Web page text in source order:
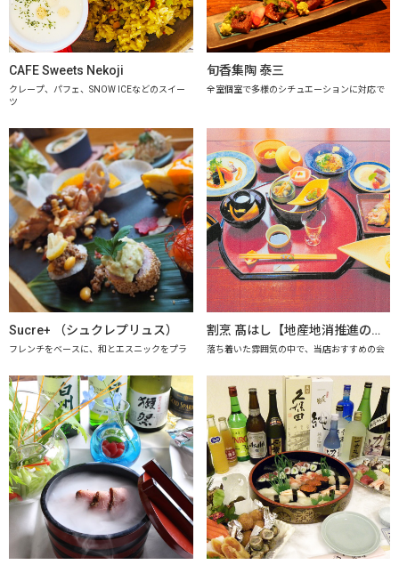
CAFE Sweets Nekoji
クレープ、パフェ、SNOW ICEなどのスイー
ツ
旬香集陶 泰三
全室個室で多様のシチュエーションに対応で
Sucre+ （シュクレプリュス）
フレンチをベースに、和とエスニックをプラ
割烹 髙はし【地産地消推進の店「プレミアム認定店」】
落ち着いた雰囲気の中で、当店おすすめの会